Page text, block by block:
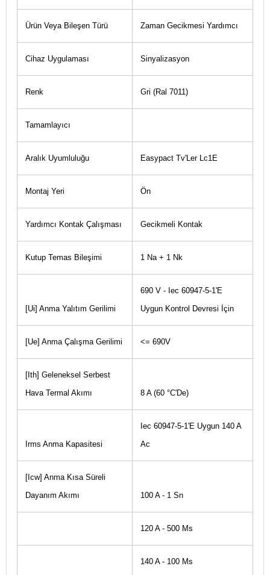
Ürün Veya Bileşen Türü Zaman Gecikmesi Yardımcı
Cihaz Uygulaması Sinyalizasyon
Renk Gri (Ral 7011)
Tamamlayıcı
Aralık Uyumluluğu Easypact Tv'Ler Lc1E
Montaj Yeri Ön
Yardımcı Kontak Çalışması Gecikmeli Kontak
Kutup Temas Bileşimi 1 Na + 1 Nk
[Ui] Anma Yalıtım Gerilimi
690 V - Iec 60947-5-1'E
Uygun Kontrol Devresi İçin
[Ue] Anma Çalışma Gerilimi <= 690V
[Ith] Geleneksel Serbest
Hava Termal Akımı
8 A (60 °C'De)
Irms Anma Kapasitesi
Iec 60947-5-1'E Uygun 140 A
Ac
[Icw] Anma Kısa Süreli
Dayanım Akımı
100 A - 1 Sn
120 A - 500 Ms
140 A - 100 Ms